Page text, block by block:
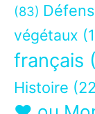
(83)
végétaux
français
Histoire